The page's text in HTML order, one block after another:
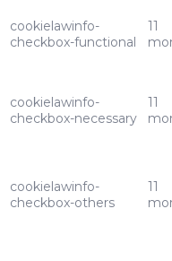
cookielawinfo-
checkbox-functional
11
cookielawinfo-
checkbox-necessary
11
cookielawinfo-
checkbox-others
11